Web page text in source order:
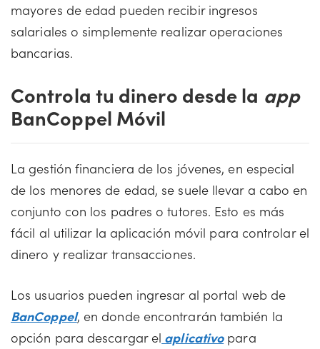
mayores de edad pueden recibir ingresos
salariales o simplemente realizar operaciones
bancarias.
Controla tu dinero desde la app
BanCoppel Móvil
La gestión financiera de los jóvenes, en especial
de los menores de edad, se suele llevar a cabo en
conjunto con los padres o tutores. Esto es más
fácil al utilizar la aplicación móvil para controlar el
dinero y realizar transacciones.
Los usuarios pueden ingresar al portal web de
BanCoppel, en donde encontrarán también la
opción para descargar el aplicativopara